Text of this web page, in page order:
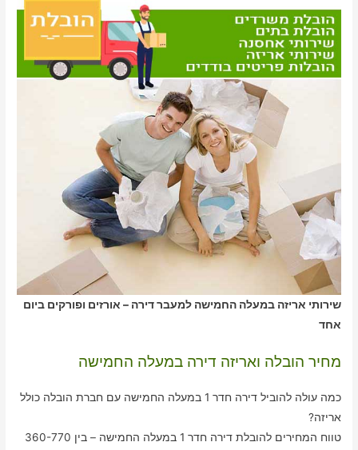
שירותי אריזה במעלה החמישה למעבר דירה – אורזים ופורקים ביום
אחד
מחיר הובלה ואריזה דירה במעלה החמישה
כמה עולה להוביל דירה חדר 1 במעלה החמישה עם חברת הובלה כולל
אריזה?
טווח המחירים להובלת דירה חדר 1 במעלה החמישה – בין 360-770